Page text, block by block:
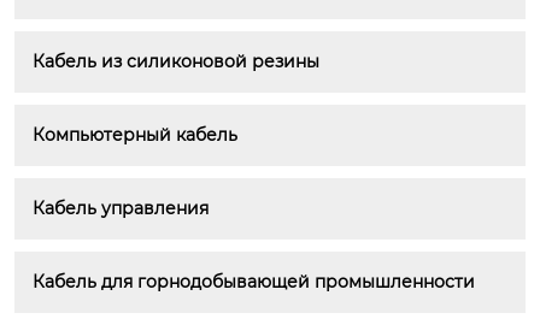
Кабель из силиконовой резины
Компьютерный кабель
Кабель управления
Кабель для горнодобывающей промышленности